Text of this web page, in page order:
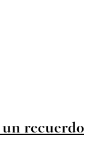
un recuerdo